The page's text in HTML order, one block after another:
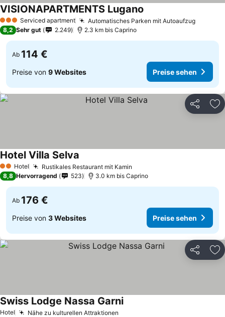
3 SterneServiced apartment Automatisches Parken mit Autoaufzug
VISIONAPARTMENTS Lugano
8,2 Sehr gut 2.249 2.3 km bis Caprino
Ab 114 €
Preise von 9 Websites Preise sehen
Teilen
2 Sterne
Hotel Rustikales Restaurant mit Kamin
Hotel Villa Selva
8,8 Hervorragend 523 3.0 km bis Caprino
Ab 176 €
Preise von 3 Websites Preise sehen
Teilen
Hotel Nähe zu kulturellen Attraktionen
Swiss Lodge Nassa Garni